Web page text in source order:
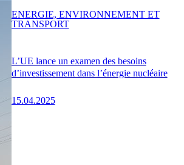
L’UE lance un examen des besoins
d’investissement dans l’énergie nucléaire
15.04.2025
ENERGIE, ENVIRONNEMENT ET
TRANSPORT